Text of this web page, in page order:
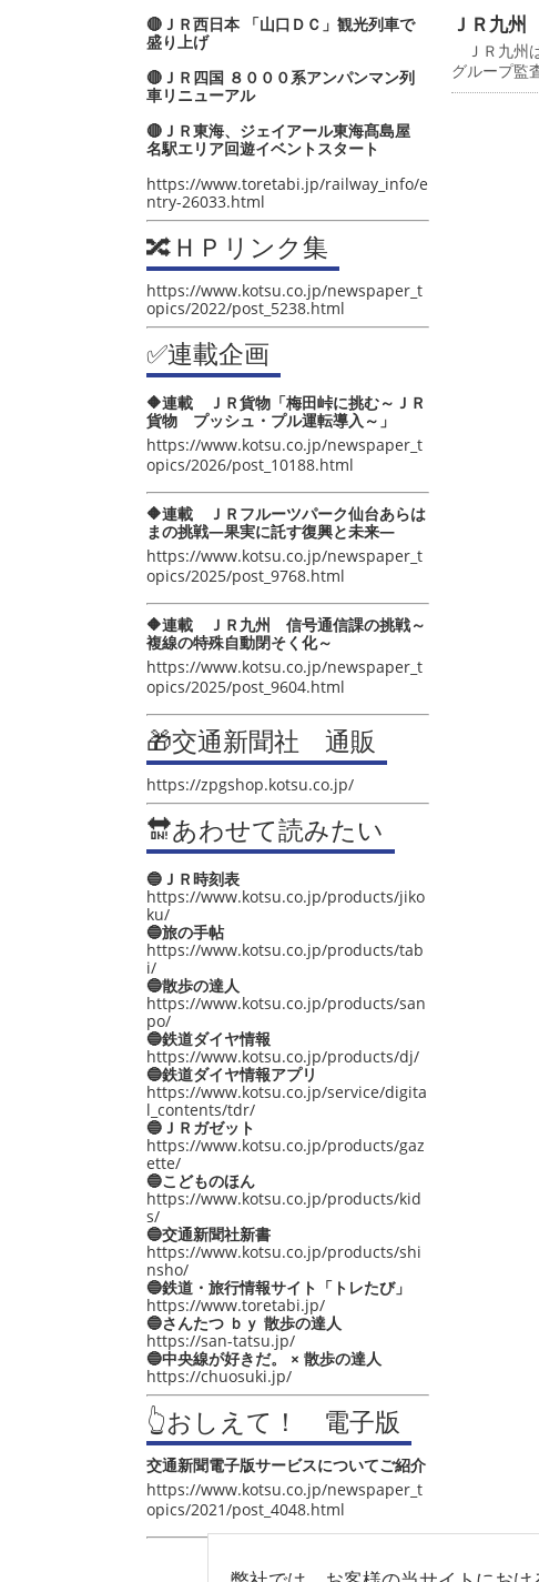
🔴ＪＲ西日本 「山口ＤＣ」観光列車で
盛り上げ
🔴ＪＲ四国 ８０００系アンパンマン列
車リニューアル
🔴ＪＲ東海、ジェイアール東海髙島屋
名駅エリア回遊イベントスタート
https://www.toretabi.jp/railway_info/e
ntry-26033.html
🔀ＨＰリンク集
https://www.kotsu.co.jp/newspaper_t
opics/2022/post_5238.html
✅連載企画
🔶連載 ＪＲ貨物「梅田峠に挑む～ＪＲ
貨物 プッシュ・プル運転導入～」
https://www.kotsu.co.jp/newspaper_t
opics/2026/post_10188.html
🔶連載 ＪＲフルーツパーク仙台あらは
まの挑戦―果実に託す復興と未来―
https://www.kotsu.co.jp/newspaper_t
opics/2025/post_9768.html
🔶連載 ＪＲ九州 信号通信課の挑戦～
複線の特殊自動閉そく化～
https://www.kotsu.co.jp/newspaper_t
opics/2025/post_9604.html
🎁交通新聞社 通販
https://zpgshop.kotsu.co.jp/
🔛あわせて読みたい
🔵ＪＲ時刻表
https://www.kotsu.co.jp/products/jiko
ku/
🔵旅の手帖
https://www.kotsu.co.jp/products/tab
i/
🔵散歩の達人
https://www.kotsu.co.jp/products/san
po/
🔵鉄道ダイヤ情報
https://www.kotsu.co.jp/products/dj/
🔵鉄道ダイヤ情報アプリ
https://www.kotsu.co.jp/service/digita
l_contents/tdr/
🔵ＪＲガゼット
https://www.kotsu.co.jp/products/gaz
ette/
🔵こどものほん
https://www.kotsu.co.jp/products/kid
s/
🔵交通新聞社新書
https://www.kotsu.co.jp/products/shi
nsho/
🔵鉄道・旅行情報サイト「トレたび」
https://www.toretabi.jp/
🔵さんたつ ｂｙ 散歩の達人
https://san-tatsu.jp/
🔵中央線が好きだ。 × 散歩の達人
https://chuosuki.jp/
👆おしえて！ 電子版
交通新聞電子版サービスについてご紹介
https://www.kotsu.co.jp/newspaper_t
opics/2021/post_4048.html
ＪＲ九
ＪＲ九州
グループ監